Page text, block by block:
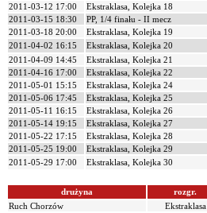
2011-03-12 17:00
Ekstraklasa, Kolejka 18
2011-03-15 18:30
PP, 1/4 finału - II mecz
2011-03-18 20:00
Ekstraklasa, Kolejka 19
2011-04-02 16:15
Ekstraklasa, Kolejka 20
2011-04-09 14:45
Ekstraklasa, Kolejka 21
2011-04-16 17:00
Ekstraklasa, Kolejka 22
2011-05-01 15:15
Ekstraklasa, Kolejka 24
2011-05-06 17:45
Ekstraklasa, Kolejka 25
2011-05-11 16:15
Ekstraklasa, Kolejka 26
2011-05-14 19:15
Ekstraklasa, Kolejka 27
2011-05-22 17:15
Ekstraklasa, Kolejka 28
2011-05-25 19:00
Ekstraklasa, Kolejka 29
2011-05-29 17:00
Ekstraklasa, Kolejka 30
drużyna rozgr.
Ruch Chorzów
Ekstraklasa